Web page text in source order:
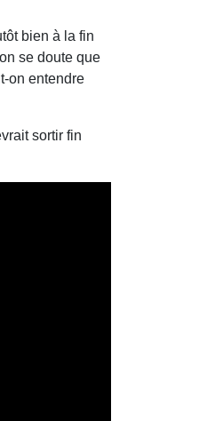
bien à la fin
se doute que
on entendre
sortir fin